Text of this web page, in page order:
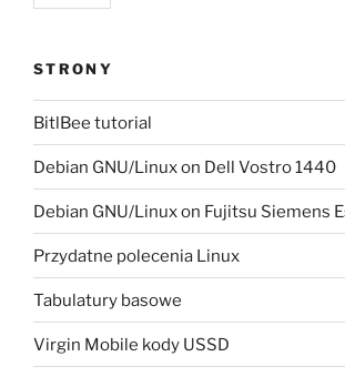
STRONY
BitlBee tutorial
Debian GNU/Linux on Dell Vostro 1440
Debian GNU/Linux on Fujitsu Siemens
Przydatne polecenia Linux
Tabulatury basowe
Virgin Mobile kody USSD